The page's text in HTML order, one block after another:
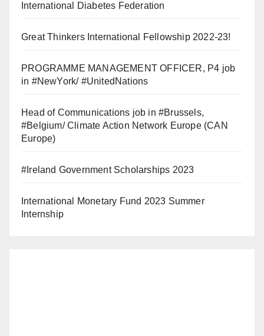
International Diabetes Federation
Great Thinkers International Fellowship 2022-23!
PROGRAMME MANAGEMENT OFFICER, P4 job
in #NewYork/ #UnitedNations
Head of Communications job in #Brussels,
#Belgium/ Climate Action Network Europe (CAN
Europe)
#Ireland Government Scholarships 2023
International Monetary Fund 2023 Summer
Internship